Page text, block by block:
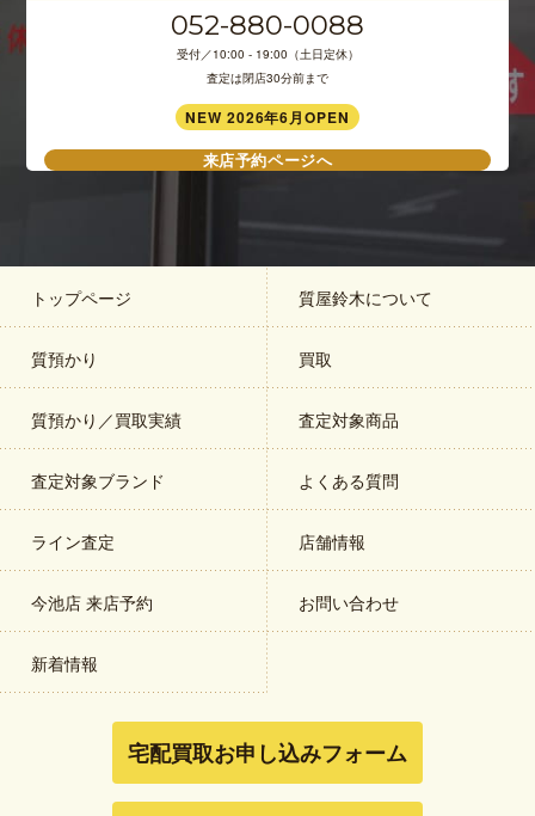
052-880-0088
受付／10:00 - 19:00（土日定休）
査定は閉店30分前まで
NEW 2026年6月OPEN
来店予約ページへ
トップページ 質屋鈴木について
質預かり 買取
質預かり／買取実績 査定対象商品
査定対象ブランド よくある質問
ライン査定 店舗情報
今池店 来店予約 お問い合わせ
新着情報
宅配買取お申し込みフォーム